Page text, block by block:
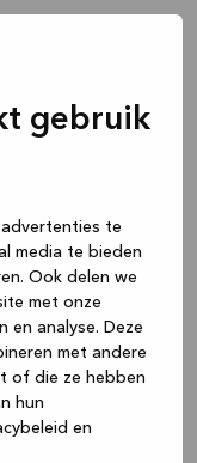
gebruik
te
media te bieden
Ook delen we
met onze
en analyse. Deze
met andere
of die ze hebben
hun
en